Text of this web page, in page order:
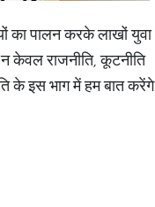
का पालन करके लाखों युवा
केवल राजनीति, कूटनीति
के इस भाग में हम बात करेंगे